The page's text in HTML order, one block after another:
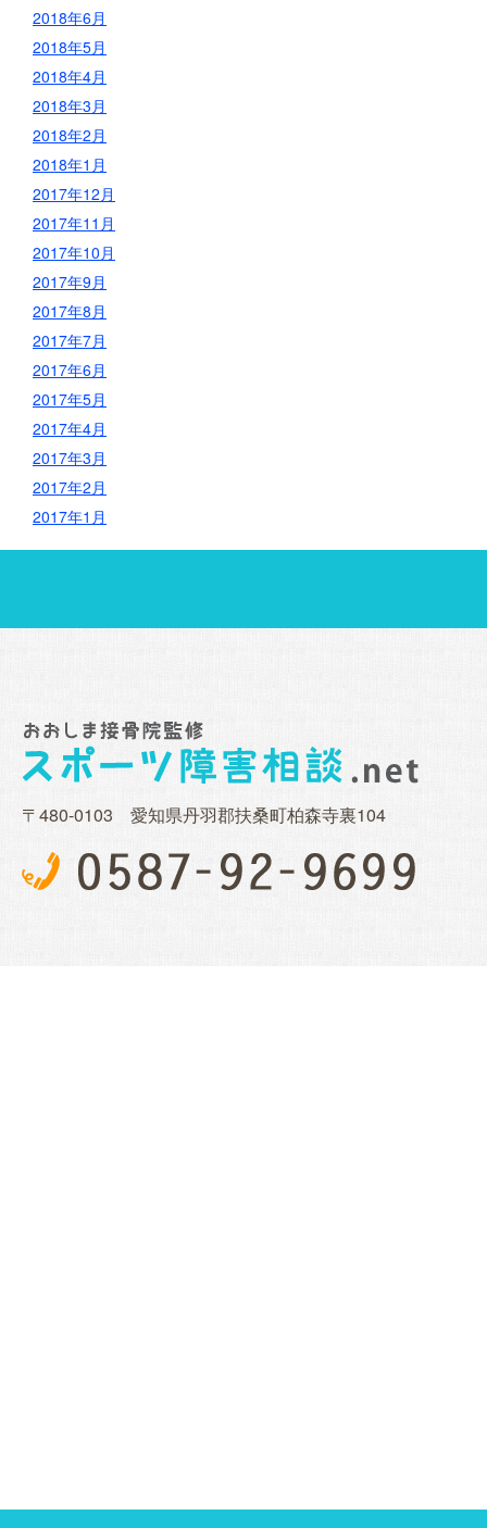
2018年6月
2018年5月
2018年4月
2018年3月
2018年2月
2018年1月
2017年12月
2017年11月
2017年10月
2017年9月
2017年8月
2017年7月
2017年6月
2017年5月
2017年4月
2017年3月
2017年2月
2017年1月
〒480-0103 愛知県丹羽郡扶桑町柏森寺裏104